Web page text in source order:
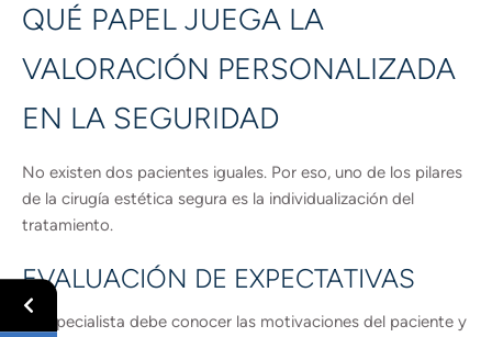
QUÉ PAPEL JUEGA LA
VALORACIÓN PERSONALIZADA
EN LA SEGURIDAD
No existen dos pacientes iguales. Por eso, uno de los pilares
de la cirugía estética segura es la individualización del
tratamiento.
EVALUACIÓN DE EXPECTATIVAS
El especialista debe conocer las motivaciones del paciente y